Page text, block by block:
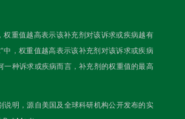
权重值越高表示该补充剂对该诉求或疾病越有
中，权重值越高表示该补充剂对该诉求或疾病
一种诉求或疾病而言，补充剂的权重值的最高
说明，源自美国及全球科研机构公开发布的实